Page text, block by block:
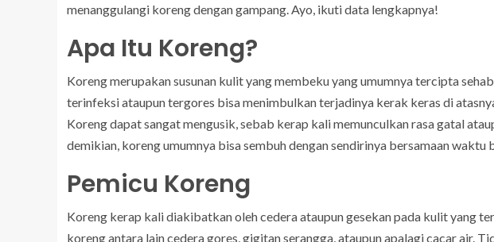
menanggulangi koreng dengan gampang. Ayo, ikuti data lengkapnya!
Apa Itu Koreng?
Koreng merupakan susunan kulit yang membeku yang umumnya tercipta
terinfeksi ataupun tergores bisa menimbulkan terjadinya kerak keras di
Koreng dapat sangat mengusik, sebab kerap kali memunculkan rasa gatal
demikian, koreng umumnya bisa sembuh dengan sendirinya bersamaan waktu
Pemicu Koreng
Koreng kerap kali diakibatkan oleh cedera ataupun gesekan pada kulit yang
koreng antara lain cedera gores, gigitan serangga, ataupun apalagi cacar air.